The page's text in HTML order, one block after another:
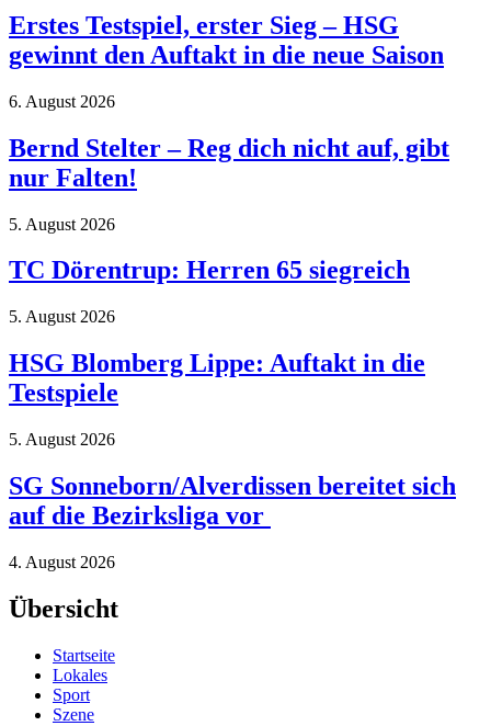
Erstes Testspiel, erster Sieg – HSG
gewinnt den Auftakt in die neue Saison
6. August 2026
Bernd Stelter – Reg dich nicht auf, gibt
nur Falten!
5. August 2026
TC Dörentrup: Herren 65 siegreich
5. August 2026
HSG Blomberg Lippe: Auftakt in die
Testspiele
5. August 2026
SG Sonneborn/Alverdissen bereitet sich
auf die Bezirksliga vor
4. August 2026
Übersicht
Startseite
Lokales
Sport
Szene